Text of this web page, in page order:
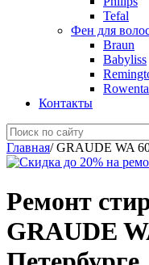
Tefal
Фен для
Braun
Babyliss
Rowenta
Контакты
Главная/GRAUDE WA
Ремонт
GRAUDE